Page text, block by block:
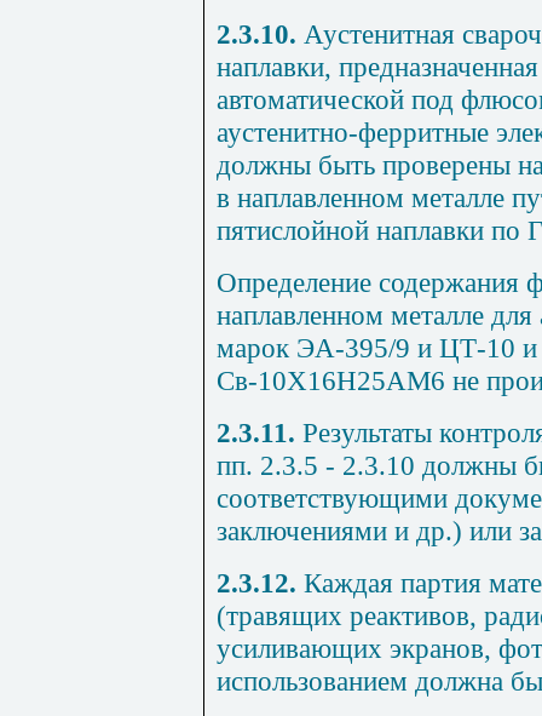
2.3.10. Аустенитная
наплавки,
автоматической под
аустенитно-ферритные
должны быть проверены
в наплавленном металле
пятислойной наплавки по
Определение содержания
наплавленном металле
марок ЭА-395/9 и ЦТ-10 и
Св-10Х16Н25АМ6 не
2.3.11. Результаты
пп. 2.3.5 - 2.3.10 должны
соответствующими
заключениями и др.) или
2.3.12. Каждая партия
(травящих реактивов,
усиливающих экранов,
использованием должна